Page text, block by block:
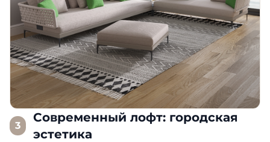
3
Современный лофт: городская
эстетика